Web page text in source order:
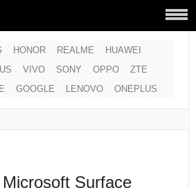
HONOR REALME
HUAWEI
VIVO SONY OPPO
ZTE
GOOGLE LENOVO ONEPLUS
Surface